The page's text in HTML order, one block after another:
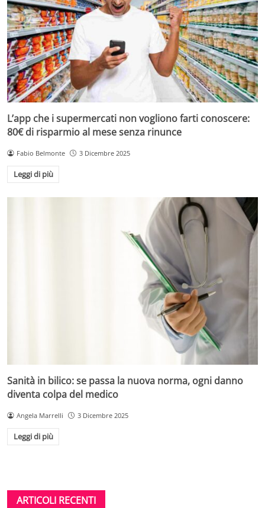
L’app che i supermercati non vogliono farti conoscere:
80€ di risparmio al mese senza rinunce
Fabio Belmonte 3 Dicembre 2025
Leggi di più
Sanità in bilico: se passa la nuova norma, ogni danno
diventa colpa del medico
Angela Marrelli 3 Dicembre 2025
Leggi di più
ARTICOLI RECENTI